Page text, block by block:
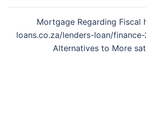
Mortgage Regarding Fiscal
loans.co.za/lenders-loan/
Alternatives to More